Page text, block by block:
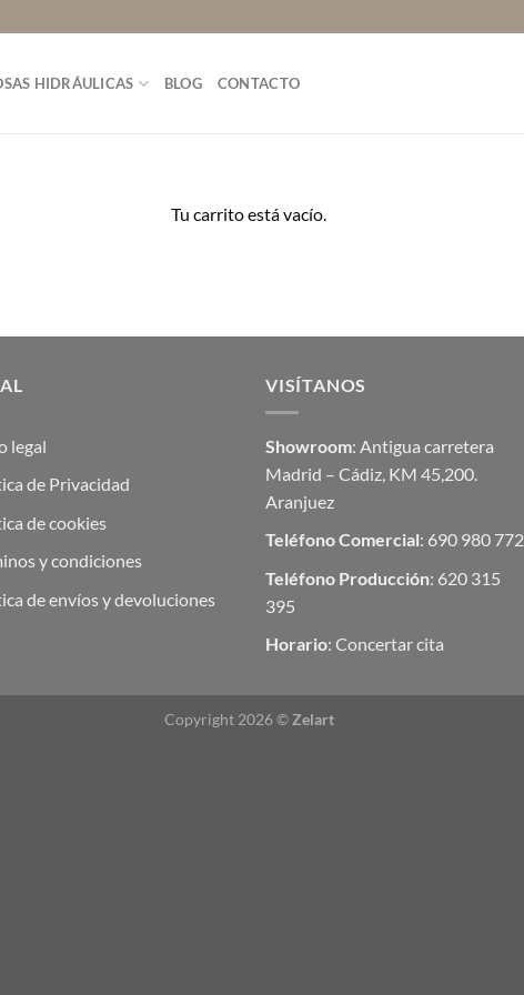
HIDRÁULICAS BLOG CONTACTO
Tu carrito está vacío.
legal
de Privacidad
de cookies
y condiciones
de envíos y devoluciones
VISÍTANOS
Showroom: Antigua carretera
Madrid – Cádiz, KM 45,200.
Aranjuez
Teléfono Comercial: 690 980 772
Teléfono Producción: 620 315
395
Horario: Concertar cita
Copyright 2026 © Zelart